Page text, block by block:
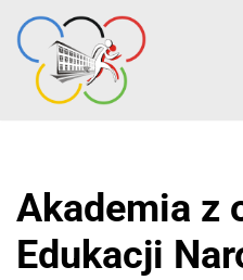
treści
Przejdź
treści
Akademia z
Edukacji